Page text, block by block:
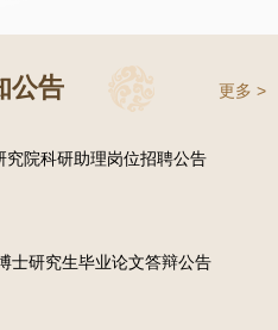
氲的当下观照，笔意间既有对古法的虔
息。“西出阳关无故人”，王维让阳关超
科学管理创新研究中心副主任石鉴，南
开大学信息与传播学院教授、博士生导
任刘运峰，天津师范大学教授、美术与
列，天津杨柳青画院院长、天津美协理
公告 更多 >
究院科研助理岗位招聘公告
士研究生毕业论文答辩公告